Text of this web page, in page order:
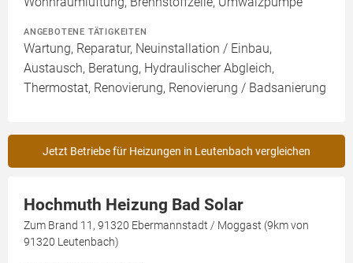
ANGEBOTENE TÄTIGKEITEN
Wartung, Reparatur, Neuinstallation / Einbau,
Austausch, Beratung, Hydraulischer Abgleich,
Thermostat, Renovierung, Renovierung / Badsanierung
Jetzt Betriebe für Heizungen in Leutenbach vergleichen
Hochmuth Heizung Bad Solar
Zum Brand 11, 91320 Ebermannstadt / Moggast (9km von
91320 Leutenbach)